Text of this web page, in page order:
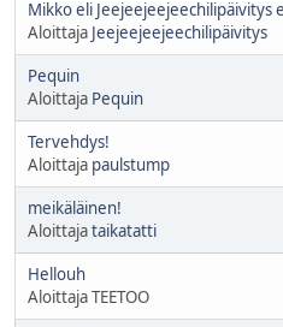
Mikko eli Jeejeejeejeechilipäivitys
Aloittaja Jeejeejeejeechilipäivitys
Pequin
Aloittaja Pequin
Tervehdys!
Aloittaja paulstump
meikäläinen!
Aloittajataikatatti
Hellouh
Aloittaja TEETOO